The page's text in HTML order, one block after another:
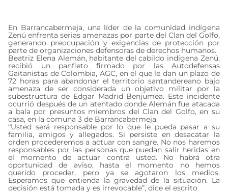
En Barrancabermeja, una líder de la comunidad indígena
Zenú enfrenta serias amenazas por parte del Clan del Golfo,
generando preocupación y exigencias de protección por
parte de organizaciones defensoras de derechos humanos.
Beatriz Elena Alemán, habitante del cabildo indígena Zenú,
recibió un panfleto firmado por las Autodefensas
Gaitanistas de Colombia, AGC, en el que le dan un plazo de
72 horas para abandonar el territorio santandereano bajo
amenaza de ser considerada un objetivo militar por la
subestructura de Edgar Madrid Benjumea. Este incidente
ocurrió después de un atentado donde Alemán fue atacada
a bala por presuntos miembros del Clan del Golfo, en su
casa, en la comuna 3 de Barrancabermeja.
“Usted será responsable por lo que le pueda pasar a su
familia, amigos y allegados. Si persiste en desacatar la
orden procederemos a actuar con sangre. No nos haremos
responsables por las personas que puedan salir heridas en
el momento de actuar contra usted. No habrá otra
oportunidad de aviso, hasta el momento no hemos
querido proceder, pero ya se agotaron los medios.
Esperamos que entienda la gravedad de la situación. La
decisión está tomada y es irrevocable”, dice el escrito